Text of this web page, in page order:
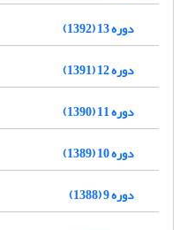
دوره 13 (1392)
دوره 12 (1391)
دوره 11 (1390)
دوره 10 (1389)
دوره 9 (1388)